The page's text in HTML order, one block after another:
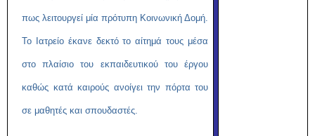
πως λειτουργεί μία πρότυπη Κοινωνική Δομή.
Το Ιατρείο έκανε δεκτό το αίτημά τους μέσα
στο πλαίσιο του εκπαιδευτικού του έργου
καθώς κατά καιρούς ανοίγει την πόρτα του
σε μαθητές και σπουδαστές.